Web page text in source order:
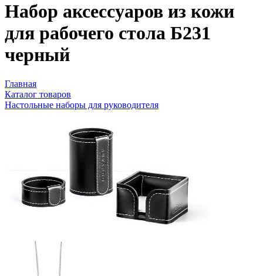
Набор аксессуаров из кожи
для рабочего стола Б231
черный
Главная
Каталог товаров
Настольные наборы для руководителя